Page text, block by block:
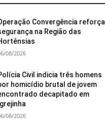
Convergência reforça
na Região das
08/2026
Civil indicia três homens
homicídio brutal de jovem
decapitado em
08/2026